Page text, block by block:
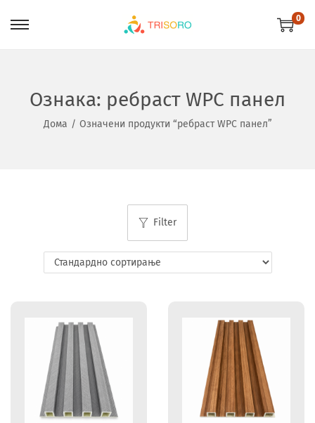
0
Ознака: ребраст WPC панел
Дома / Означени продукти “ребраст WPC панел”
Filter